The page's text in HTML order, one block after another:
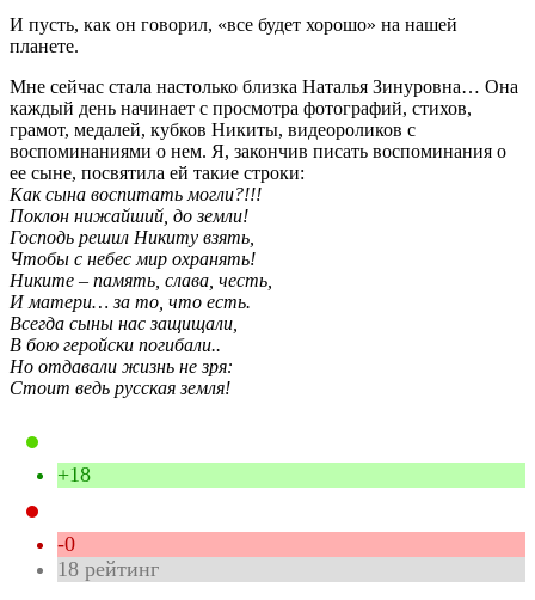
И пусть, как он говорил, «все будет хорошо» на нашей
планете.
Мне сейчас стала настолько близка Наталья Зинуровна… Она
каждый день начинает с просмотра фотографий, стихов,
грамот, медалей, кубков Никиты, видеороликов с
воспоминаниями о нем. Я, закончив писать воспоминания о
ее сыне, посвятила ей такие строки:
Как сына воспитать могли?!!!
Поклон нижайший, до земли!
Господь решил Никиту взять,
Чтобы с небес мир охранять!
Никите – память, слава, честь,
И матери… за то, что есть.
Всегда сыны нас защищали,
В бою геройски погибали..
Но отдавали жизнь не зря:
Стоит ведь русская земля!
+18
-0
18 рейтинг